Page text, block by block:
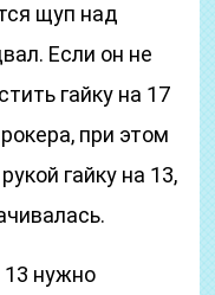
щуп над
Если он не
гайку на 17
при этом
гайку на 13,
13 нужно